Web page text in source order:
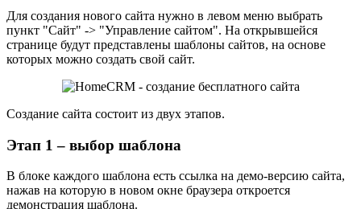
Для создания нового сайта нужно в левом меню выбрать
пункт "Сайт" -> "Управление сайтом". На открывшейся
странице будут представлены шаблоны сайтов, на основе
которых можно создать свой сайт.
Создание сайта состоит из двух этапов.
Этап 1 – выбор шаблона
В блоке каждого шаблона есть ссылка на демо-версию сайта,
нажав на которую в новом окне браузера откроется
демонстрация шаблона.